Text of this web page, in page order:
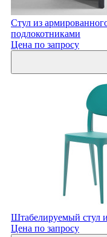
Стул из
подлокотниками
Цена по запросу
Штабелируемый стул
Цена по запросу